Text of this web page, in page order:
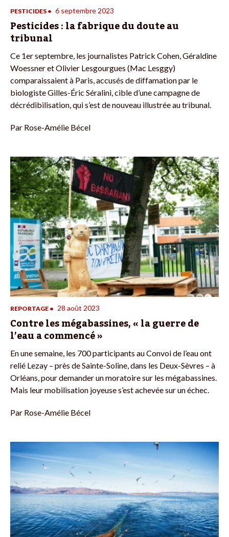
PESTICIDES • 6 septembre 2023
Pesticides : la fabrique du doute au
tribunal
Ce 1er septembre, les journalistes Patrick Cohen, Géraldine
Woessner et Olivier Lesgourgues (Mac Lesggy)
comparaissaient à Paris, accusés de diffamation par le
biologiste Gilles-Éric Séralini, cible d’une campagne de
décrédibilisation, qui s’est de nouveau illustrée au tribunal.
Par Rose-Amélie Bécel
REPORTAGE • 28 août 2023
Contre les mégabassines, « la guerre de
l’eau a commencé »
En une semaine, les 700 participants au Convoi de l’eau ont
relié Lezay – près de Sainte-Soline, dans les Deux-Sèvres – à
Orléans, pour demander un moratoire sur les mégabassines.
Mais leur mobilisation joyeuse s’est achevée sur un échec.
Par Rose-Amélie Bécel